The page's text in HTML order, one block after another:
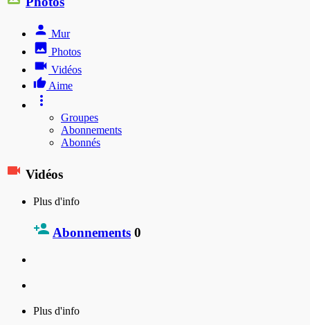
Mur
Photos
Vidéos
Aime
Groupes
Abonnements
Abonnés
Vidéos
Plus d'info
Abonnements 0
Plus d'info